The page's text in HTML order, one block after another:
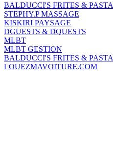
BALDUCCI'S FRITES & PASTA
STEPHY.P MASSAGE
KISKIRI PAYSAGE
DGUESTS & DQUESTS
MLBT
MLBT GESTION
BALDUCCI'S FRITES & PASTA
LOUEZMAVOITURE.COM